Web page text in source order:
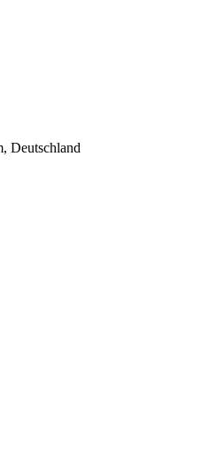
Deutschland